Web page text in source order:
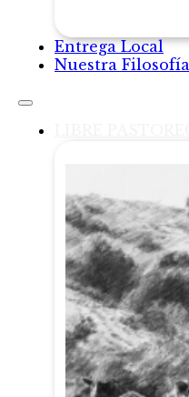
Entrega Local
Nuestra Filosofía